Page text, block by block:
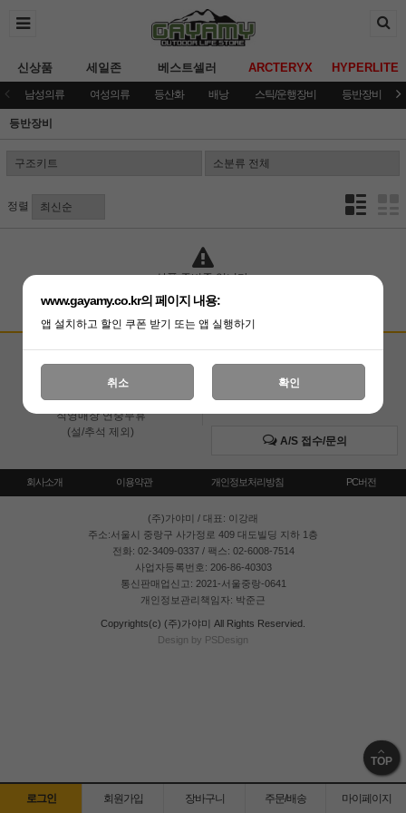
신상품 세일존 베스트셀러 ARCTERYX HYPERLITE
남성의류 여성의류 등산화 배낭 스틱/운행장비 등반장비
등반장비
정렬
상품 준비중 입니다.
고객상담센터
온라인 : 02-3409-0337
직영매장 : 02-3409-0339
직영매장 연중무휴
(설/추석 제외)
입금계좌안내
국민은행 051001-04-100255
A/S 접수/문의
회사소개 이용약관 개인정보처리방침 PC버전
(주)가야미 / 대표: 이강래
주소:서울시 중랑구 사가정로 409 대도빌딩 지하 1층
전화: 02-3409-0337 / 팩스: 02-6008-7514
사업자등록번호: 206-86-40303
통신판매업신고: 2021-서울중랑-0641
개인정보관리책임자: 박준근
Copyrights(c) (주)가야미 All Rights Reservied.
Design by PSDesign
TOP
로그인 회원가입 장바구니 주문/배송 마이페이지
www.gayamy.co.kr의 페이지 내용:
앱 설치하고 할인 쿠폰 받기 또는 앱 실행하기
취소 확인